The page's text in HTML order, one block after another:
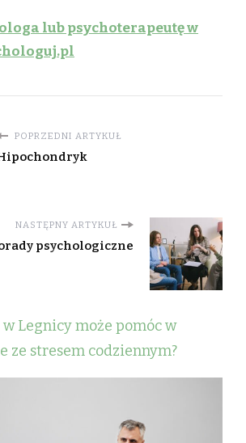
lub psychoterapeutę w
POPRZEDNI ARTYKUŁ
NASTĘPNY ARTYKUŁ
psychologiczne
w Legnicy może pomóc w
ze stresem codziennym?